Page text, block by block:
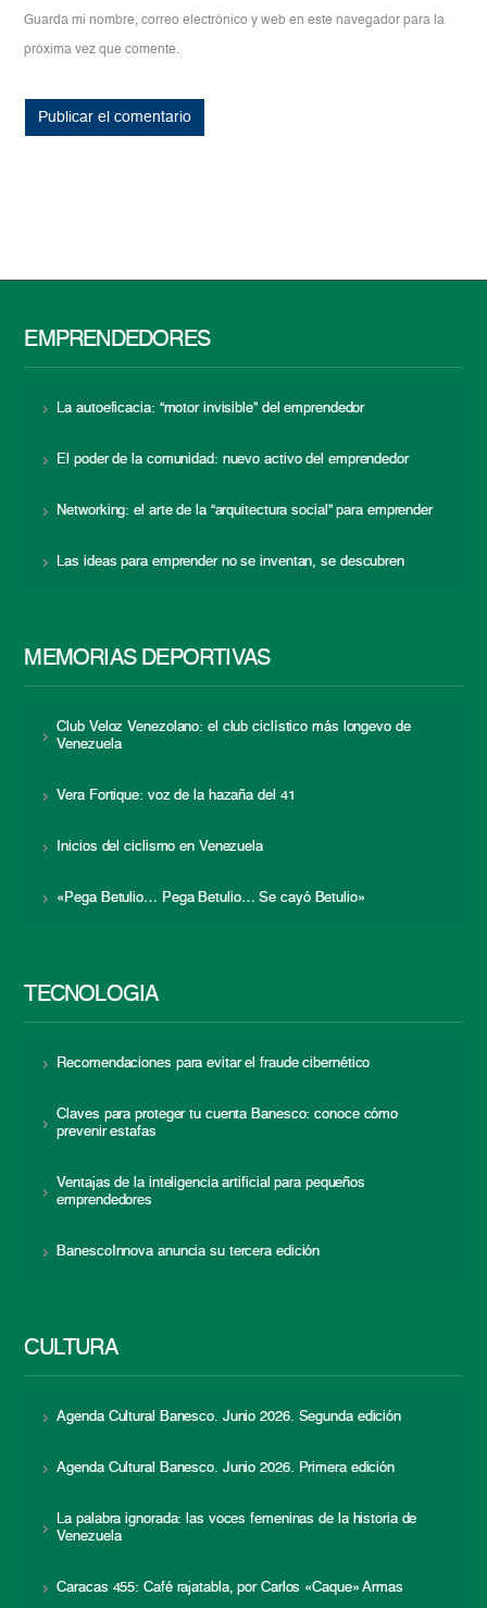
Guarda mi nombre, correo electrónico y web en este navegador para la
próxima vez que comente.
EMPRENDEDORES
La autoeficacia: “motor invisible” del emprendedor
El poder de la comunidad: nuevo activo del emprendedor
Networking: el arte de la “arquitectura social” para emprender
Las ideas para emprender no se inventan, se descubren
MEMORIAS DEPORTIVAS
Club Veloz Venezolano: el club ciclístico más longevo de
Venezuela
Vera Fortique: voz de la hazaña del 41
Inicios del ciclismo en Venezuela
«Pega Betulio… Pega Betulio… Se cayó Betulio»
TECNOLOGÍA
Recomendaciones para evitar el fraude cibernético
Claves para proteger tu cuenta Banesco: conoce cómo
prevenir estafas
Ventajas de la inteligencia artificial para pequeños
emprendedores
BanescoInnova anuncia su tercera edición
CULTURA
Agenda Cultural Banesco. Junio 2026. Segunda edición
Agenda Cultural Banesco. Junio 2026. Primera edición
La palabra ignorada: las voces femeninas de la historia de
Venezuela
Caracas 455: Café rajatabla, por Carlos «Caque» Armas